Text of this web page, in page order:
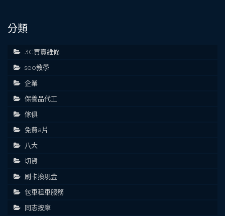
分類
3C買賣維修
seo教學
企業
保養品代工
傢俱
免費a片
八大
切貨
刷卡換現金
包車租車服務
同志按摩